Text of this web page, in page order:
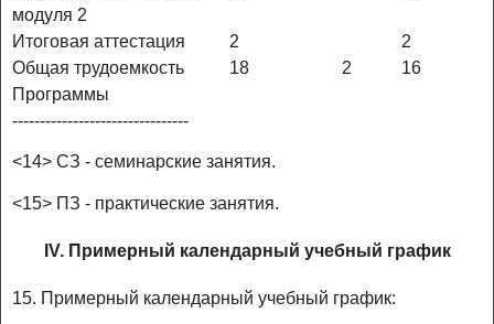
модуля 2
Итоговая аттестация 2
2
Общая трудоемкость
Программы
18 2 16
--------------------------------
<14> СЗ - семинарские занятия.
<15> ПЗ - практические занятия.
IV. Примерный календарный учебный график
15. Примерный календарный учебный график: